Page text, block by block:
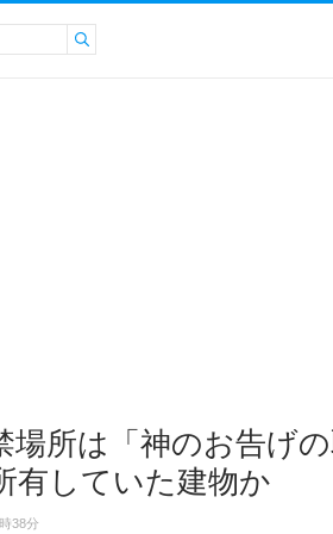
場所は「神のお告げ
有していた建物か
38分